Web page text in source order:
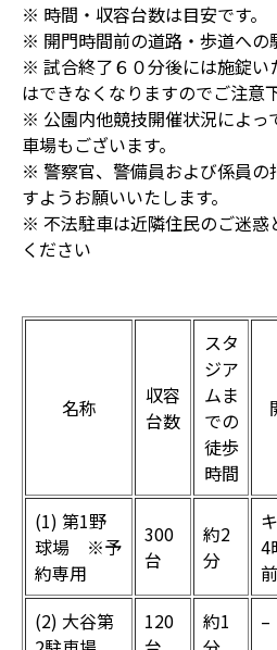
※ 時間・収容台数は目安です。
※ 開門時間前の道路・歩道への
※ 試合終了６０分後には施錠い
はできなくなりますのでご注意
※ 公園内他競技開催状況によっ
車場もございます。
※ 警察官、警備員および係員の
すようお願いいたします。
※ 不法駐車は近隣住民のご迷惑
ください
名称
収容
台数
スタ
ジア
ムま
での
徒歩
時間
(1) 第1野
球場 ※予
約専用
300
台
約2
分
4
前
(2) 大谷第
120
約1
–